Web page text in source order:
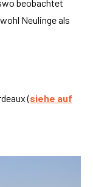
beobachtet
Neulinge als
(siehe auf